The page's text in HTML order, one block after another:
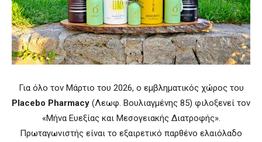
Για όλο τον Μάρτιο του 2026, ο εμβληματικός χώρος του
Placebo Pharmacy (Λεωφ. Βουλιαγμένης 85) φιλοξενεί τον
«Μήνα Ευεξίας και Μεσογειακής Διατροφής».
Πρωταγωνιστής είναι το εξαιρετικό παρθένο ελαιόλαδο